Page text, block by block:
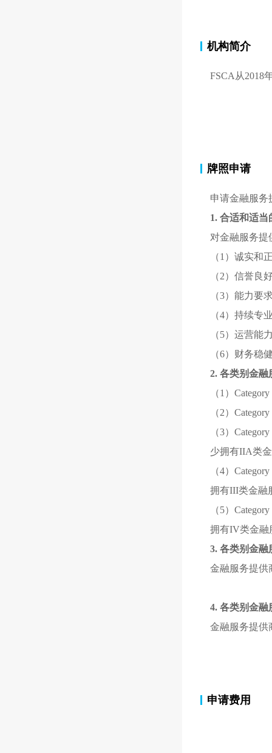
机构简介
FSCA从2018
牌照申请
申请金融服务
1. 合适和适
对金融服务提
（1）诚实和
（2）信誉良
（3）能力要
（4）持续专
（5）运营能
（6）财务稳
2. 各类别金融
（1）
（2）
（3）
少拥有IIA类
（4）
拥有III类金融
（5）
拥有IV类金融
3. 各类别金融
金融服务提供
4. 各类别金融
金融服务提供
申请费用